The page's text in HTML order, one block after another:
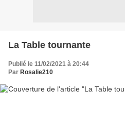
La Table tournante
Publié le 11/02/2021 à 20:44
Par Rosalie210